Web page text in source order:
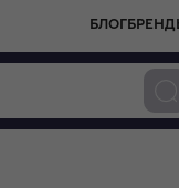
БЛОГ